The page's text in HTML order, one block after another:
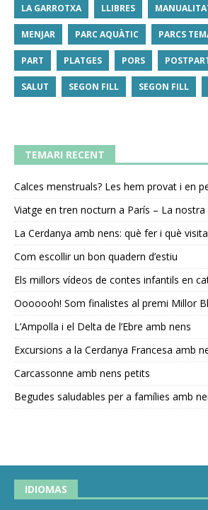
LA GARROTXA LLIBRES
MENJAR PARC AQUÀTIC PARCS
PART PLATGES PORS
SALUT SEGON FILL SEGON FILL
TEMARI RECENT
Calces menstruals? Les hem provat i en
Viatge en tren nocturn a París – La nostra
La Cerdanya amb nens: què fer i què
Com escollir un bon quadern d’estiu
Els millors vídeos de contes infantils en
Ooooooh! Som finalistes al premi Millor
L’Ampolla i el Delta de l’Ebre amb nens
Excursions a la Cerdanya Francesa amb
Carcassonne amb nens petits
Begudes saludables per a famílies amb
IDIOMAS